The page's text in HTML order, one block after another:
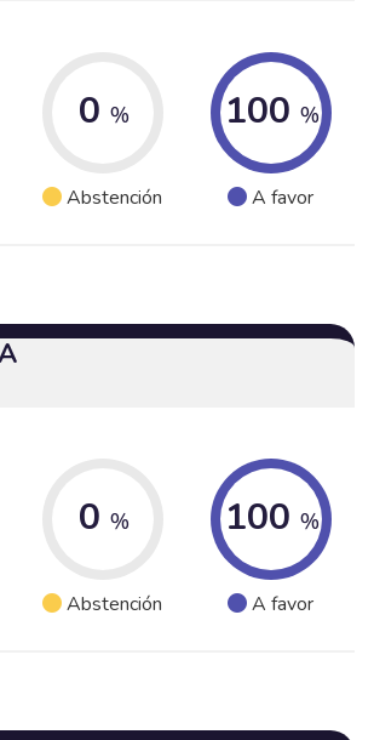
0 %
Abstención
100 %
A favor
0 %
Abstención
100 %
A favor